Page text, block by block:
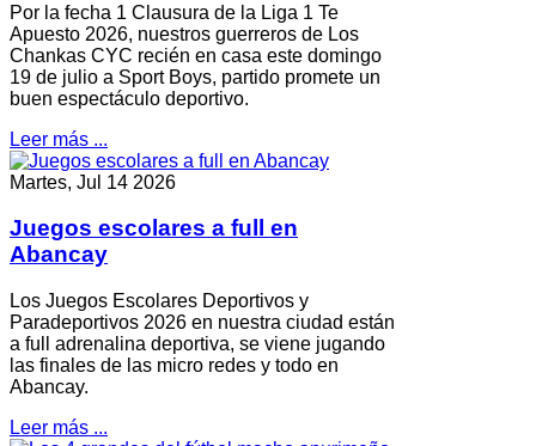
Por la fecha 1 Clausura de la Liga 1 Te
Apuesto 2026, nuestros guerreros de Los
Chankas CYC recién en casa este domingo
19 de julio a Sport Boys, partido promete un
buen espectáculo deportivo.
Leer más ...
Martes, Jul 14 2026
Juegos escolares a full en
Abancay
Los Juegos Escolares Deportivos y
Paradeportivos 2026 en nuestra ciudad están
a full adrenalina deportiva, se viene jugando
las finales de las micro redes y todo en
Abancay.
Leer más ...